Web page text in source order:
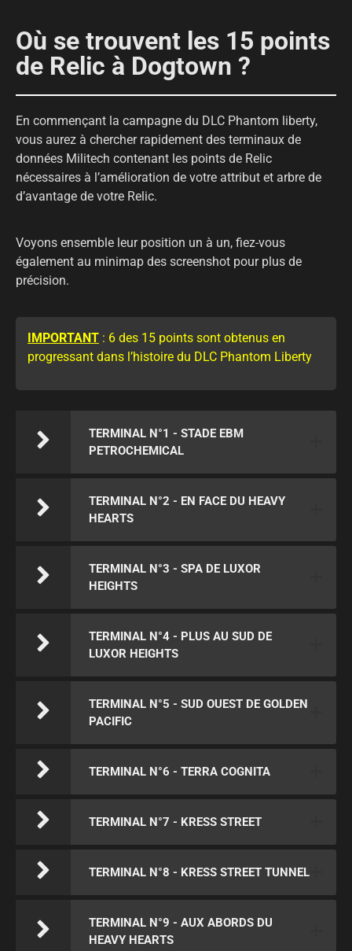
Où se trouvent les 15 points
de Relic à Dogtown ?
En commençant la campagne du DLC Phantom liberty,
vous aurez à chercher rapidement des terminaux de
données Militech contenant les points de Relic
nécessaires à l’amélioration de votre attribut et arbre de
d’avantage de votre Relic.
Voyons ensemble leur position un à un, fiez-vous
également au minimap des screenshot pour plus de
précision.
IMPORTANT : 6 des 15 points sont obtenus en
progressant dans l’histoire du DLC Phantom Liberty
TERMINAL N°1 - STADE EBM
PETROCHEMICAL
TERMINAL N°2 - EN FACE DU HEAVY
HEARTS
TERMINAL N°3 - SPA DE LUXOR
HEIGHTS
TERMINAL N°4 - PLUS AU SUD DE
LUXOR HEIGHTS
TERMINAL N°5 - SUD OUEST DE GOLDEN
PACIFIC
TERMINAL N°6 - TERRA COGNITA
TERMINAL N°7 - KRESS STREET
TERMINAL N°8 - KRESS STREET TUNNEL
TERMINAL N°9 - AUX ABORDS DU
HEAVY HEARTS